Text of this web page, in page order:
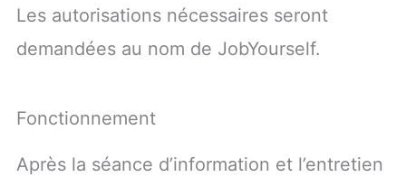
Les autorisations nécessaires seront
demandées au nom de JobYourself.
Fonctionnement
Après la séance d’information et l’entretien